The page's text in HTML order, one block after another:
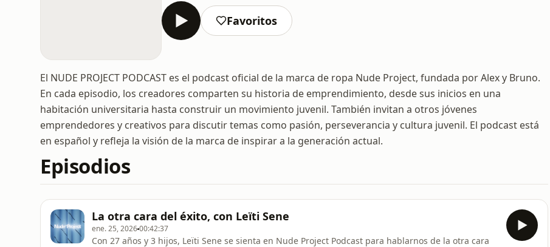
Favoritos
El NUDE PROJECT PODCAST es el podcast oficial de la marca de ropa Nude Project, fundada por Alex y Bruno.
En cada episodio, los creadores comparten su historia de emprendimiento, desde sus inicios en una
habitación universitaria hasta construir un movimiento juvenil. También invitan a otros jóvenes
emprendedores y creativos para discutir temas como pasión, perseverancia y cultura juvenil. El podcast está
en español y refleja la visión de la marca de inspirar a la generación actual.
Episodios
La otra cara del éxito, con Leïti Sene
ene. 25, 202600:42:37
Con 27 años y 3 hijos, Leïti Sene se sienta en Nude Project Podcast para hablarnos de la otra cara